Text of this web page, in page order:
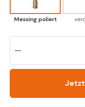
Messing poliert